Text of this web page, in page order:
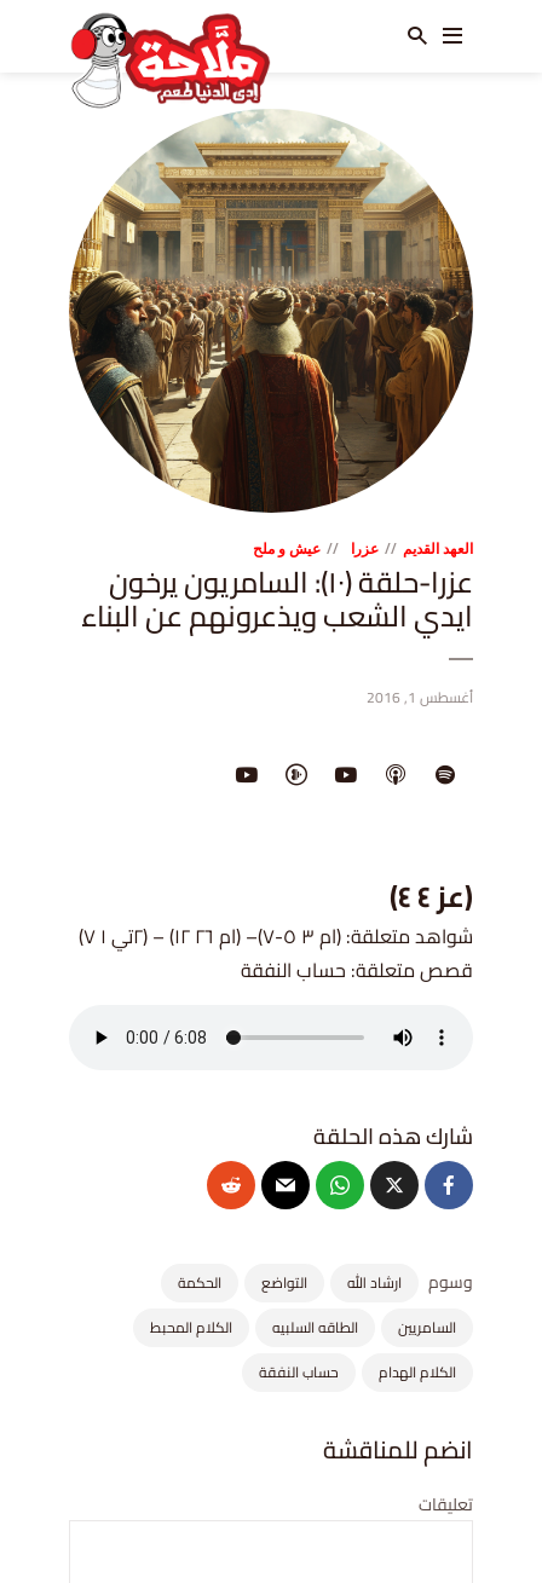
العهد القديم عزرا عيش و ملح
عزرا-حلقة (١٠): السامريون يرخون
ايدي الشعب ويذعرونهم عن البناء
أغسطس 1, 2016
(عز ٤ ٤)
شواهد متعلقة: (ام ٣ ٥-٧)
– (ام ٢٦ ١٢) – (٢تي ١ ٧)
قصص متعلقة: حساب النفقة
وسوم ارشاد الله التواضع
الحكمة
السامريين
الطاقه السلبيه
الكلام المحبط
الكلام الهدام
حساب النفقة
انضم للمناقشة
تعليقات